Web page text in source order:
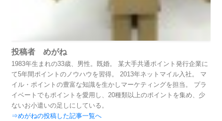
投稿者 めがね
1983年生まれの33歳、男性。既婚。 某大手共通ポイント発行企業に
て5年間ポイントのノウハウを習得。 2013年ネットマイル入社。 マ
イル・ポイントの豊富な知識を生かしマーケティングを担当。 プラ
イベートでもポイントを愛用し、20種類以上のポイントを集め、少
ないお小遣いの足しにしている。
⇒めがねの投稿した記事一覧へ